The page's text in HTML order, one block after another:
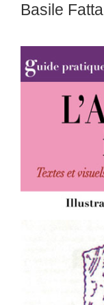
Basile Fattal